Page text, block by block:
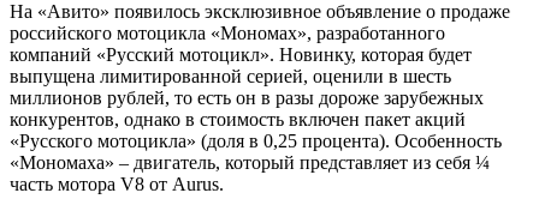
На «Авито» появилось эксклюзивное объявление о продаже
российского мотоцикла «Мономах», разработанного
компаний «Русский мотоцикл». Новинку, которая будет
выпущена лимитированной серией, оценили в шесть
миллионов рублей, то есть он в разы дороже зарубежных
конкурентов, однако в стоимость включен пакет акций
«Русского мотоцикла» (доля в 0,25 процента). Особенность
«Мономаха» – двигатель, который представляет из себя ¼
часть мотора V8 от Aurus.